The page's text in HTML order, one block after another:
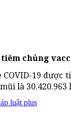
chủng
19
là
luật plus